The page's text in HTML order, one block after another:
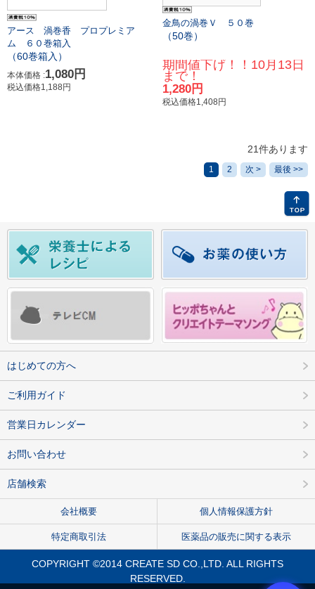
アース 渦巻香 プロプレミア
ム ６０巻箱入
（60巻箱入）
本体価格 :1,080円
税込価格1,188円
金鳥の渦巻Ｖ ５０巻
（50巻）
期間値下げ！！10月13日
まで！
1,280円
税込価格1,408円
21件あります
1 2 次 > 最後 >>
はじめての方へ
ご利用ガイド
営業日カレンダー
お問い合わせ
店舗検索
会社概要 個人情報保護方針
特定商取引法 医薬品の販売に関する表示
COPYRIGHT ©2014 CREATE SD CO.,LTD. ALL RIGHTS
RESERVED.